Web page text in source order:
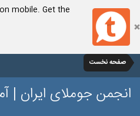
mobile. Get the
صفحه نخست
انجمن جوملای ایران |